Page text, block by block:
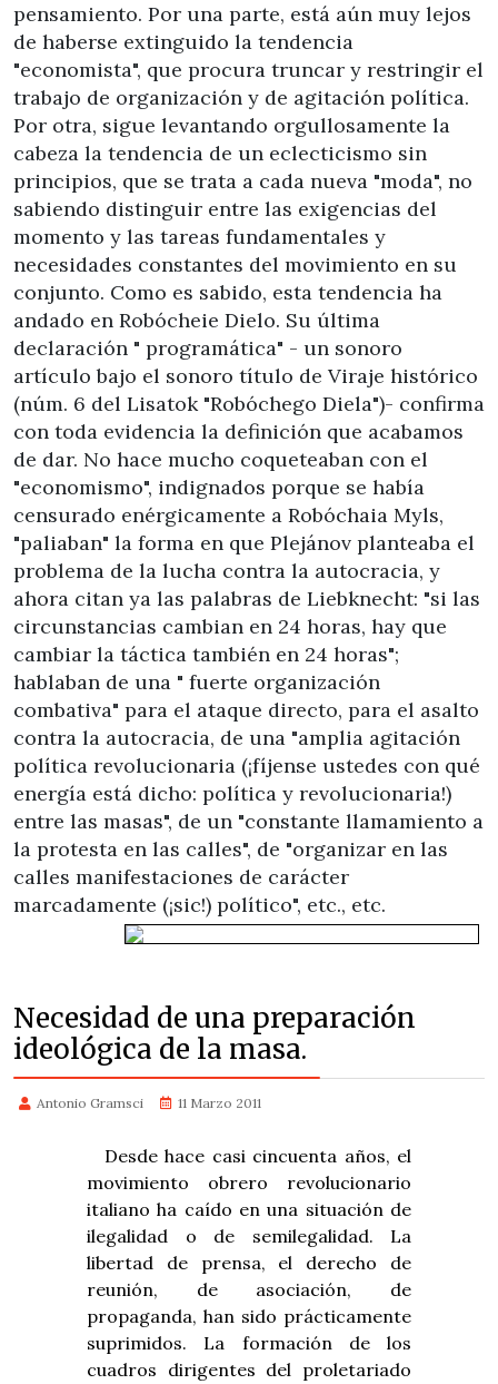
pensamiento. Por una parte, está aún muy lejos
de haberse extinguido la tendencia
"economista", que procura truncar y restringir el
trabajo de organización y de agitación política.
Por otra, sigue levantando orgullosamente la
cabeza la tendencia de un eclecticismo sin
principios, que se trata a cada nueva "moda", no
sabiendo distinguir entre las exigencias del
momento y las tareas fundamentales y
necesidades constantes del movimiento en su
conjunto. Como es sabido, esta tendencia ha
andado en Robócheie Dielo. Su última
declaración " programática" - un sonoro
artículo bajo el sonoro título de Viraje histórico
(núm. 6 del Lisatok "Robóchego Diela")- confirma
con toda evidencia la definición que acabamos
de dar. No hace mucho coqueteaban con el
"economismo", indignados porque se había
censurado enérgicamente a Robóchaia Myls,
"paliaban" la forma en que Plejánov planteaba el
problema de la lucha contra la autocracia, y
ahora citan ya las palabras de Liebknecht: "si las
circunstancias cambian en 24 horas, hay que
cambiar la táctica también en 24 horas";
hablaban de una " fuerte organización
combativa" para el ataque directo, para el asalto
contra la autocracia, de una "amplia agitación
política revolucionaria (¡fíjense ustedes con qué
energía está dicho: política y revolucionaria!)
entre las masas", de un "constante llamamiento a
la protesta en las calles", de "organizar en las
calles manifestaciones de carácter
marcadamente (¡sic!) político", etc., etc.
Necesidad de una preparación
ideológica de la masa.
Antonio Gramsci 11 Marzo 2011
Desde hace casi cincuenta años, el
movimiento obrero revolucionario
italiano ha caído en una situación de
ilegalidad o de semilegalidad. La
libertad de prensa, el derecho de
reunión, de asociación, de
propaganda, han sido prácticamente
suprimidos. La formación de los
cuadros dirigentes del proletariado